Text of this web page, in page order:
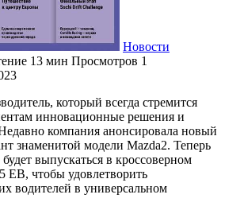
Новости
13 мин Просмотров 1
который всегда стремится
инновационные решения и
компания анонсировала новый
знаменитой модели Mazda2. Теперь
выпускаться в кроссоверном
ЕВ, чтобы удовлетворить
водителей в универсальном